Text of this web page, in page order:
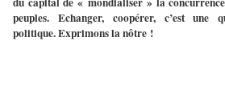
peuples. Echanger, coopérer, c’est une
politique. Exprimons la nôtre !